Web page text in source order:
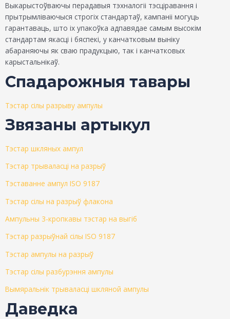
Выкарыстоўваючы перадавыя тэхналогіі тэсціравання і
прытрымліваючыся строгіх стандартаў, кампаніі могуць
гарантаваць, што іх упакоўка адпавядае самым высокім
стандартам якасці і бяспекі, у канчатковым выніку
абараняючы як сваю прадукцыю, так і канчатковых
карыстальнікаў.
Спадарожныя тавары
Тэстар сілы разрыву ампулы
Звязаны артыкул
Тэстар шкляных ампул
Тэстар трываласці на разрыў
Тэставанне ампул ISO 9187
Тэстар сілы на разрыў флакона
Ампульны 3-кропкавы тэстар на выгіб
Тэстар разрыўнай сілы ISO 9187
Тэстар ампулы на разрыў
Тэстар сілы разбурэння ампулы
Вымяральнік трываласці шкляной ампулы
Даведка